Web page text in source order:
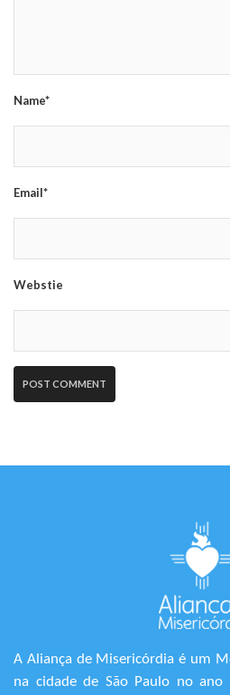
Name*
Email*
Webstie
A Aliança de Misericórdia é um
na cidade de São Paulo no